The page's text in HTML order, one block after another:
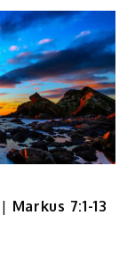
| Markus 7:1-13